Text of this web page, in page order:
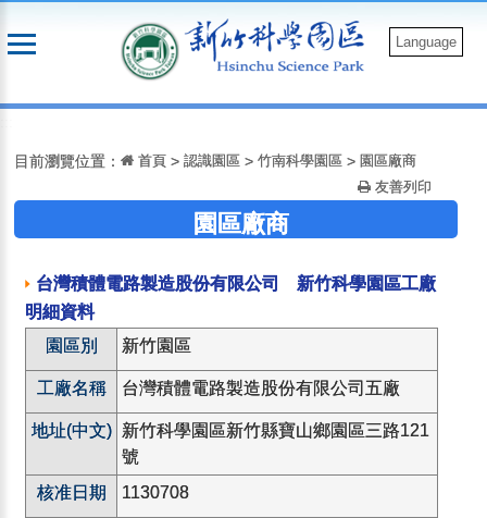
到
Language
目前瀏覽位置： 首頁 >認識園區 >竹南科學園區 > 園區廠商
友善列印
園區廠商
台灣積體電路製造股份有限公司 新竹科學園區工廠
明細資料
園區別
新竹園區
工廠名稱 台灣積體電路製造股份有限公司五廠
地址(中文) 新竹科學園區新竹縣寶山鄉園區三路121
號
核准日期
1130708